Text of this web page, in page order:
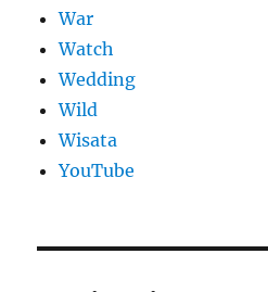
War
Watch
Wedding
Wild
Wisata
YouTube